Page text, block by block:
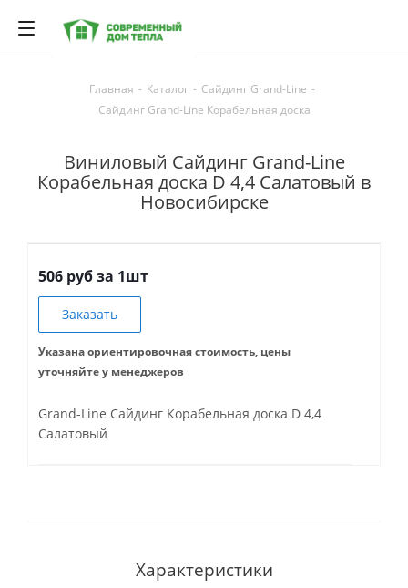
Главная - Каталог - Сайдинг Grand-Line -
Сайдинг Grand-Line Корабельная доска
Виниловый Сайдинг Grand-Line
Корабельная доска D 4,4 Салатовый в
Новосибирске
506 руб за 1шт
Заказать
Указана ориентировочная стоимость, цены
уточняйте у менеджеров
Grand-Line Сайдинг Корабельная доска D 4,4
Салатовый
Характеристики